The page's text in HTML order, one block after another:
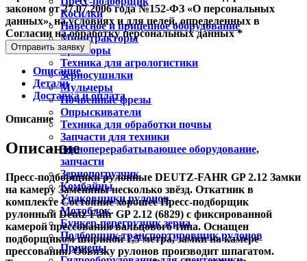
Косилки
Навесное и прицепное оборудование
Минитракторы
Тракторы
Техника для агрологистики
Зерносушилки
Мульчеры
Почвенные фрезы
Опрыскиватели
Техника для обработки почвы
Запчасти для техники
Зерноперерабатывающее оборудование,
запчасти
Зернопогрузчик
Комбайны
Упаковщики рулонов
Мотоблок
Бункер-перегрузчик зерна
Подборщик транспортировщик рулонов
Прицепы
законом от 27.07.2006 года №152-ФЗ «О персональных
данных», на условиях и для целей, определенных в
Согласии на обработку персональных данных *
Отправить заявку
Описание
Детали
Доставка и оплата
Описание
Описание
Пресс-подборщики рулонные DEUTZ-FAHR GP 2.12 Замки
на камеру Заменяны несколько звёзд. Откатник в
комплекте Состояние хорошее Пресс-подборщик
рулонный Deutz-Fahr GP 2.12 (6829) с фиксированной
камерой прессования вальцового типа. Оснащен
подборщиком шириной 1,5 метра, замки на камере
прессования. Обвязку рулонов производит шпагатом.